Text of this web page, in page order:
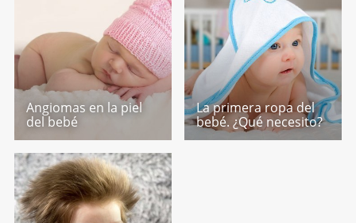
Angiomas en la piel
del bebé
La primera ropa del
bebé. ¿Qué necesito?